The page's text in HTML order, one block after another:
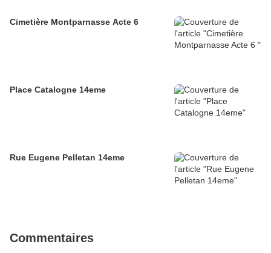
Cimetière Montparnasse Acte 6
Place Catalogne 14eme
Rue Eugene Pelletan 14eme
Commentaires